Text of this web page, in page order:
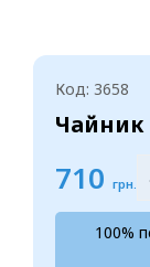
Код: 3658
Чайник
710 грн.
100%